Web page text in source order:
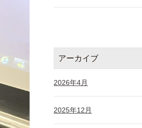
アーカイブ
2026年4月
2025年12月